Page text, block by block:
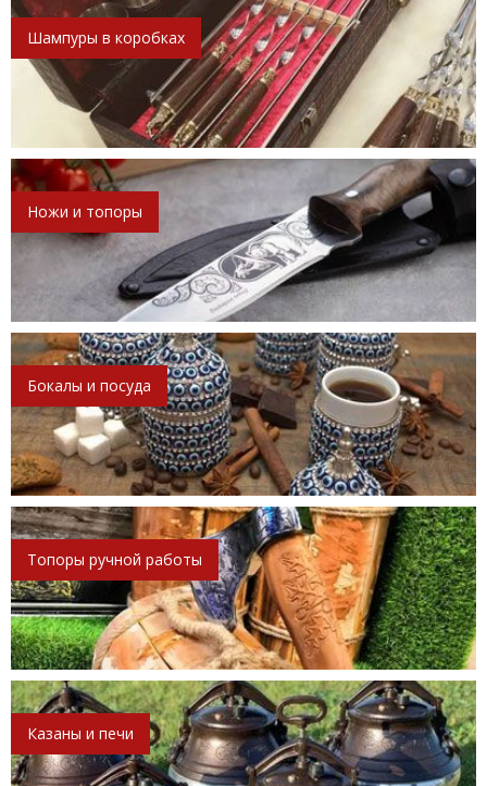
Шампуры в коробках
Ножи и топоры
Бокалы и посуда
Топоры ручной работы
Казаны и печи